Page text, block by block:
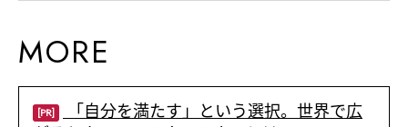
MORE
[PR]
「自分を満たす」という選択。世界で広